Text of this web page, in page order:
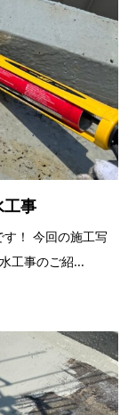
事
！ 今回の施工写
工事のご紹...